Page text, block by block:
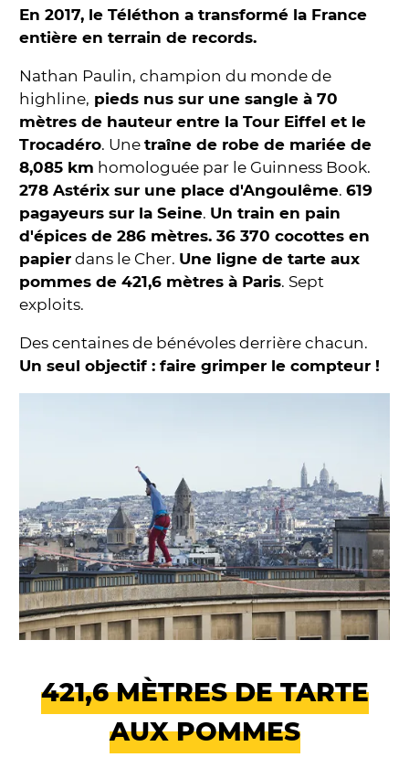
En 2017, le Téléthon a transformé la France
entière en terrain de records.
Nathan Paulin, champion du monde de
highline, pieds nus sur une sangle à 70
mètres de hauteur entre la Tour Eiffel et le
Trocadéro. Une traîne de robe de mariée de
8,085 km homologuée par le Guinness Book.
278 Astérix sur une place d'Angoulême. 619
pagayeurs sur la Seine. Un train en pain
d'épices de 286 mètres. 36 370 cocottes en
papier dans le Cher. Une ligne de tarte aux
pommes de 421,6 mètres à Paris. Sept
exploits.
Des centaines de bénévoles derrière chacun.
Un seul objectif : faire grimper le compteur !
421,6 MÈTRES DE TARTE
AUX POMMES